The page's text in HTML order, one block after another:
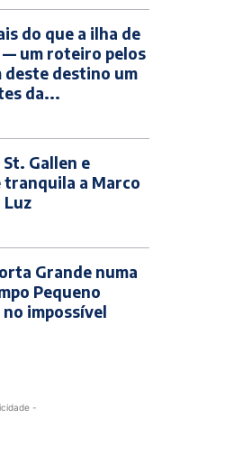
do que a ilha de
um roteiro pelos
deste destino um
da...
Gallen e
a Marco
Luz
Grande numa
Pequeno
impossível
-